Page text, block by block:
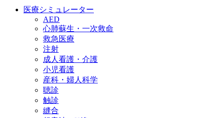
医療シミュレーター
AED
心肺蘇生・一次救命
救急医療
注射
成人看護・介護
小児看護
産科・婦人科学
聴診
触診
縫合